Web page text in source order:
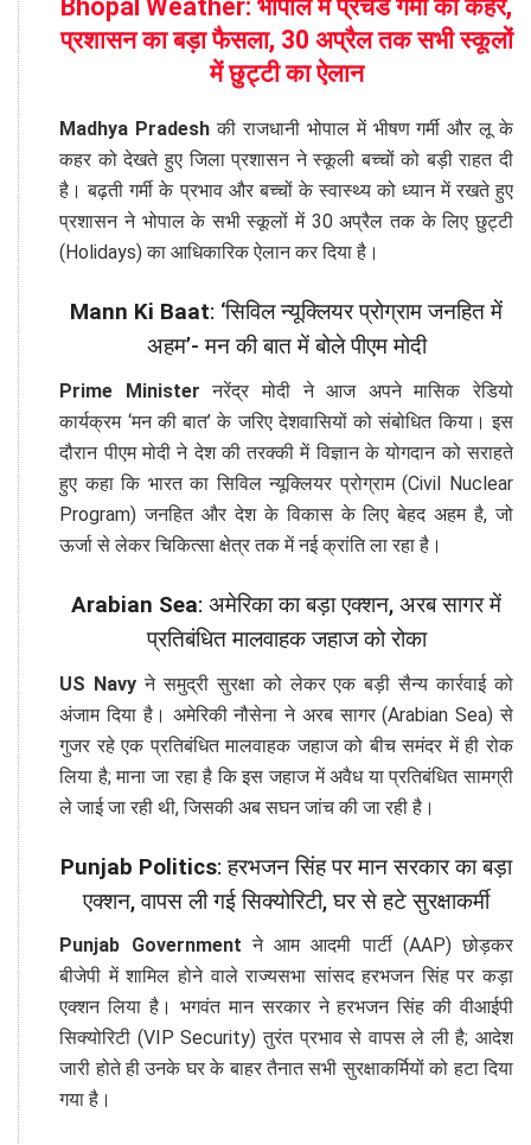
Bhopal Weather: भोपाल में प्रचंड गर्मी का कहर,
प्रशासन का बड़ा फैसला, 30 अप्रैल तक सभी स्कूलों
में छुट्टी का ऐलान
Madhya Pradesh की राजधानी भोपाल में भीषण गर्मी और लू के
कहर को देखते हुए जिला प्रशासन ने स्कूली बच्चों को बड़ी राहत दी
है। बढ़ती गर्मी के प्रभाव और बच्चों के स्वास्थ्य को ध्यान में रखते हुए
प्रशासन ने भोपाल के सभी स्कूलों में 30 अप्रैल तक के लिए छुट्टी
(Holidays) का आधिकारिक ऐलान कर दिया है।
Mann Ki Baat: ‘सिविल न्यूक्लियर प्रोग्राम जनहित में
अहम’- मन की बात में बोले पीएम मोदी
Prime Minister नरेंद्र मोदी ने आज अपने मासिक रेडियो
कार्यक्रम ‘मन की बात’ के जरिए देशवासियों को संबोधित किया। इस
दौरान पीएम मोदी ने देश की तरक्की में विज्ञान के योगदान को सराहते
हुए कहा कि भारत का सिविल न्यूक्लियर प्रोग्राम (Civil Nuclear
Program) जनहित और देश के विकास के लिए बेहद अहम है, जो
ऊर्जा से लेकर चिकित्सा क्षेत्र तक में नई क्रांति ला रहा है।
Arabian Sea: अमेरिका का बड़ा एक्शन, अरब सागर में
प्रतिबंधित मालवाहक जहाज को रोका
US Navy ने समुद्री सुरक्षा को लेकर एक बड़ी सैन्य कार्रवाई को
अंजाम दिया है। अमेरिकी नौसेना ने अरब सागर (Arabian Sea) से
गुजर रहे एक प्रतिबंधित मालवाहक जहाज को बीच समंदर में ही रोक
लिया है; माना जा रहा है कि इस जहाज में अवैध या प्रतिबंधित सामग्री
ले जाई जा रही थी, जिसकी अब सघन जांच की जा रही है।
Punjab Politics: हरभजन सिंह पर मान सरकार का बड़ा
एक्शन, वापस ली गई सिक्योरिटी, घर से हटे सुरक्षाकर्मी
Punjab Government ने आम आदमी पार्टी (AAP) छोड़कर
बीजेपी में शामिल होने वाले राज्यसभा सांसद हरभजन सिंह पर कड़ा
एक्शन लिया है। भगवंत मान सरकार ने हरभजन सिंह की वीआईपी
सिक्योरिटी (VIP Security) तुरंत प्रभाव से वापस ले ली है; आदेश
जारी होते ही उनके घर के बाहर तैनात सभी सुरक्षाकर्मियों को हटा दिया
गया है।